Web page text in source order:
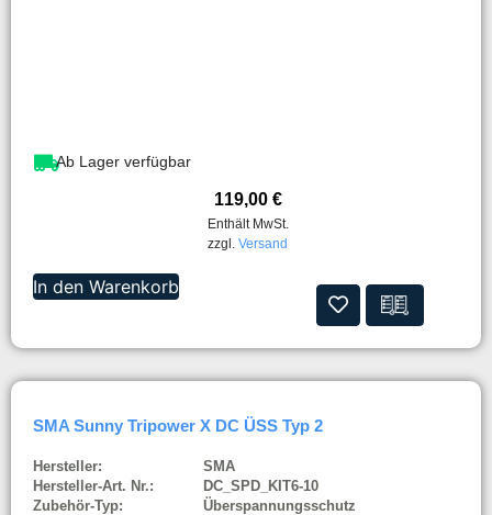
Ab Lager verfügbar
119,00 €
Enthält MwSt.
zzgl. Versand
In den Warenkorb
SMA Sunny Tripower X DC ÜSS Typ 2
Hersteller:
SMA
Hersteller-Art. Nr.:
DC_SPD_KIT6-10
Zubehör-Typ:
Überspannungsschutz